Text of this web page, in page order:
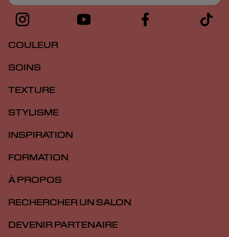
COULEUR
SOINS
TEXTURE
STYLISME
INSPIRATION
FORMATION
À PROPOS
RECHERCHER UN SALON
DEVENIR PARTENAIRE